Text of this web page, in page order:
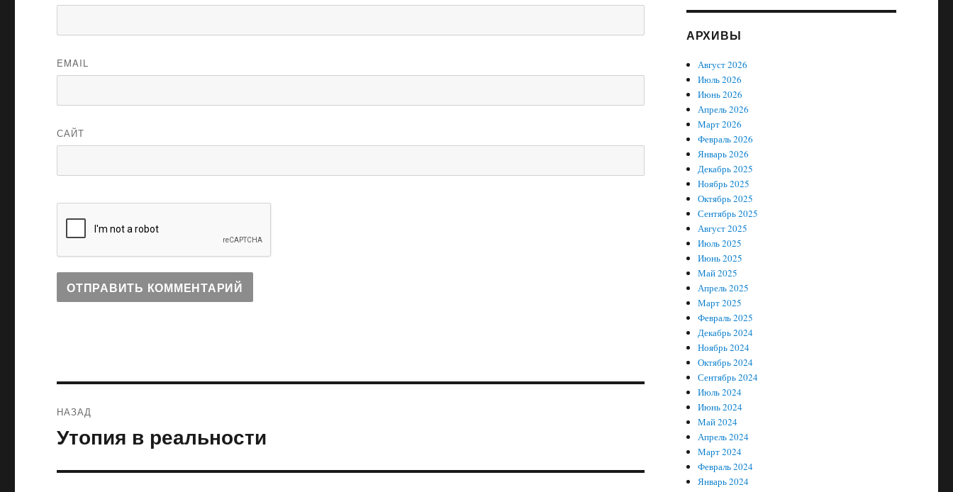
EMAIL
САЙТ
по
НАЗАД
Предыдущая
Утопия в реальности
АРХИВЫ
Август 2026
Июль 2026
Июнь 2026
Апрель 2026
Март 2026
Февраль 2026
Январь 2026
Декабрь 2025
Ноябрь 2025
Октябрь 2025
Сентябрь 2025
Август 2025
Июль 2025
Июнь 2025
Май 2025
Апрель 2025
Март 2025
Февраль 2025
Декабрь 2024
Ноябрь 2024
Октябрь 2024
Сентябрь 2024
Июль 2024
Июнь 2024
Май 2024
Апрель 2024
Март 2024
Февраль 2024
Январь 2024